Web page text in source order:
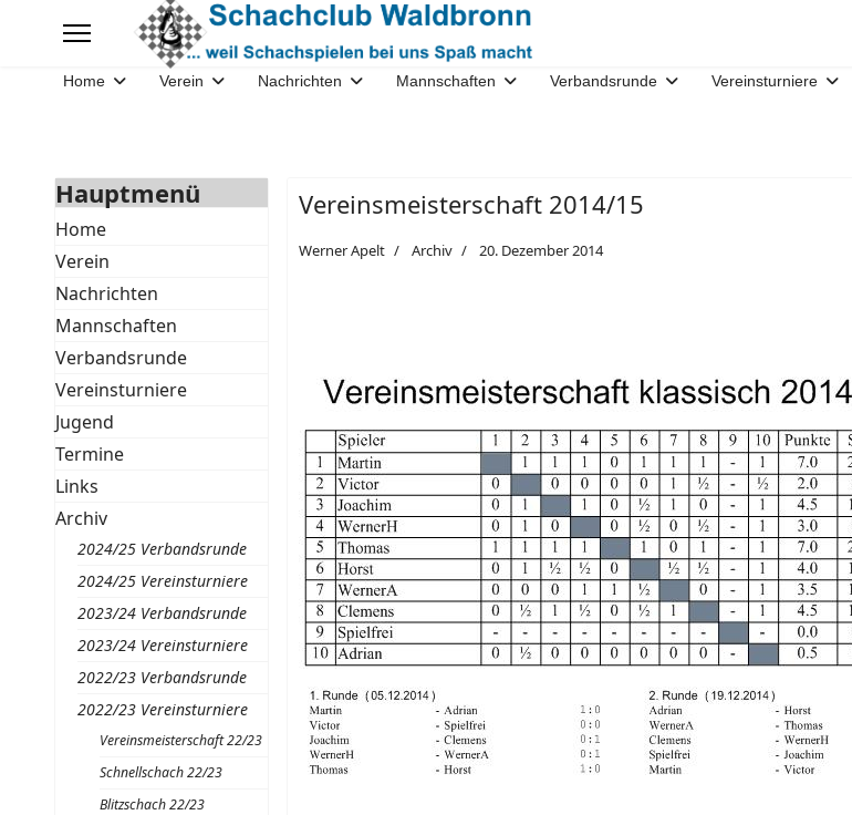
Home Verein Nachrichten Mannschaften Verbandsrunde Vereinsturniere
Hauptmenü
Home
Verein
Nachrichten
Mannschaften
Verbandsrunde
Vereinsturniere
Jugend
Termine
Links
Archiv
2024/25 Verbandsrunde
2024/25 Vereinsturniere
2023/24 Verbandsrunde
2023/24 Vereinsturniere
2022/23 Verbandsrunde
2022/23 Vereinsturniere
Vereinsmeisterschaft 22/23
Schnellschach 22/23
Blitzschach 22/23
Vereinsmeisterschaft 2014/15
Werner Apelt Archiv 20. Dezember 2014